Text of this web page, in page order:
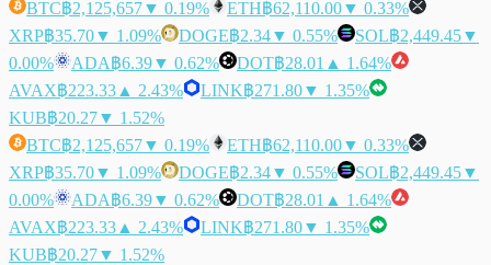
BTC฿2,125,657▼ 0.19% ETH฿62,110.00▼ 0.33%
XRP฿35.70▼ 1.09% DOGE฿2.34▼ 0.55% SOL฿2,449.45▼
0.00%
ADA฿6.39▼ 0.62% DOT฿28.01 ▲ 1.64%
AVAX฿223.33 ▲ 2.43% LINK฿271.80▼ 1.35%
KUB฿20.27▼ 1.52%
BTC฿2,125,657▼ 0.19% ETH฿62,110.00▼ 0.33%
XRP฿35.70▼ 1.09% DOGE฿2.34▼ 0.55% SOL฿2,449.45▼
0.00%
ADA฿6.39▼ 0.62% DOT฿28.01 ▲ 1.64%
AVAX฿223.33 ▲ 2.43% LINK฿271.80▼ 1.35%
KUB฿20.27▼ 1.52%